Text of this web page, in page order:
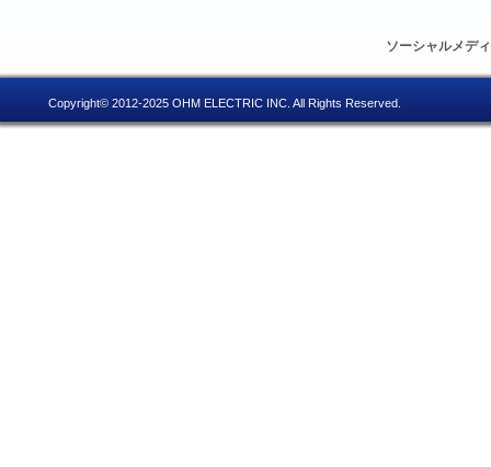
ソーシャルメデ
Copyright© 2012-2025 OHM ELECTRIC INC. All Rights Reserved.